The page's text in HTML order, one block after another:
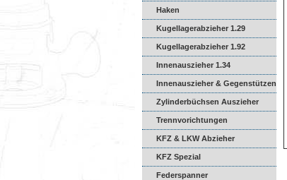
Haken
Kugellagerabzieher 1.29
Kugellagerabzieher 1.92
Innenauszieher 1.34
Innenauszieher & Gegenstützen
Zylinderbüchsen Auszieher
Trennvorichtungen
KFZ & LKW Abzieher
KFZ Spezial
Federspanner